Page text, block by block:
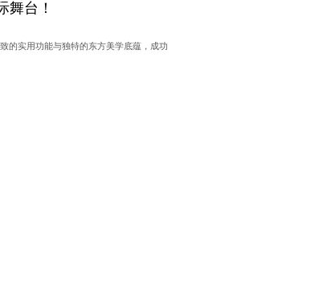
舞台！
的实用功能与独特的东方美学底蕴，成功